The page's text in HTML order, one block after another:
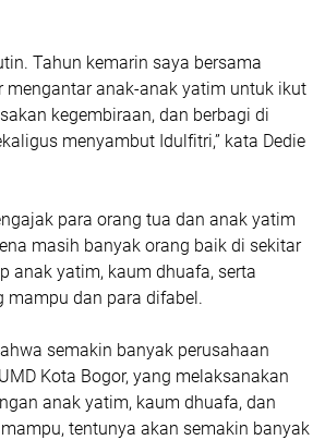
Tahun kemarin saya bersama
mengantar anak-anak yatim untuk ikut
kegembiraan, dan berbagi di
menyambut Idulfitri,” kata Dedie
para orang tua dan anak yatim
masih banyak orang baik di sekitar
anak yatim, kaum dhuafa, serta
mampu dan para difabel.
semakin banyak perusahaan
Kota Bogor, yang melaksanakan
anak yatim, kaum dhuafa, dan
tentunya akan semakin banyak